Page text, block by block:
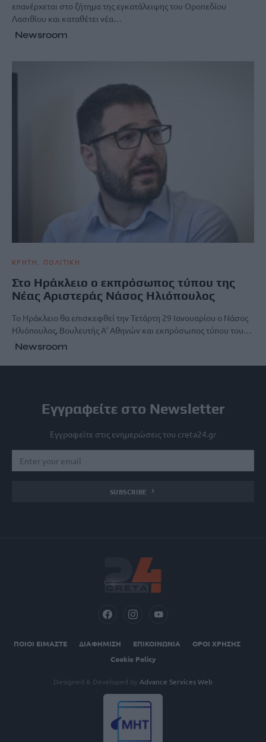
επανέρχεται στο ζήτημα της εγκατάλειψης του Οροπεδίου
Λασιθίου και καταθέτει νέα…
Newsroom
ΚΡΗΤΗ ΠΟΛΙΤΙΚΗ
Στο Ηράκλειο ο εκπρόσωπος τύπου της
Νέας Αριστεράς Νάσος Ηλιόπουλος
Το Ηράκλειο θα επισκεφθεί την Τετάρτη 29 Ιανουαρίου ο Νάσος
Ηλιόπουλος, Βουλευτής Α’ Αθηνών και εκπρόσωπος τύπου του…
Newsroom
Εγγραφείτε στο Newsletter
Εγγραφείτε στις ενημερώσεις του creta24.gr
SUBSCRIBE
ΠΟΙΟΙ ΕΙΜΑΣΤΕ ΔΙΑΦΗΜΙΣΗ ΕΠΙΚΟΙΝΩΝΙΑ
ΟΡΟΙ ΧΡΗΣΗΣ
Cookie Policy
Designed & Developed by Advance Services Web